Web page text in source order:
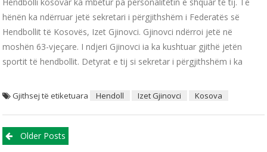
hënën ka ndërruar jetë sekretari i përgjithshëm i Federatës së
Hendbollit të Kosovës, Izet Gjinovci. Gjinovci ndërroi jetë në
moshën 63-vjeçare. I ndjeri Gjinovci ia ka kushtuar gjithë jetën
sportit të hendbollit. Detyrat e tij si sekretar i përgjithshëm i ka
Gjithsej të etiketuara Hendoll Izet Gjinovci Kosova
Posts navigation
Older Posts